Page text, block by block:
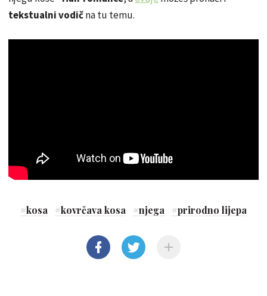
tekstualni vodična tu temu.
#kosa #kovrčava kosa #njega #prirodno lijepa